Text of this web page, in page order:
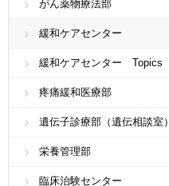
がん薬物療法部
緩和ケアセンター
緩和ケアセンター Topics
疼痛緩和医療部
遺伝子診療部（遺伝相談室）
栄養管理部
臨床治験センター